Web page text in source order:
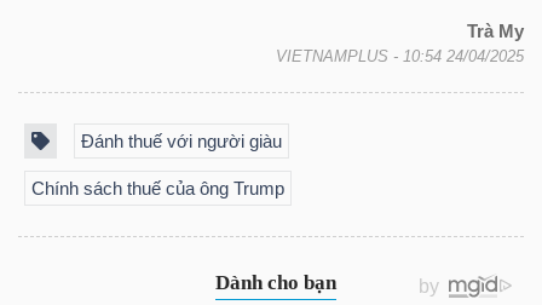
Trà My
VIETNAMPLUS - 10:54 24/04/2025
Đánh thuế với người giàu
Chính sách thuế của ông Trump
CÔNG
TƯ